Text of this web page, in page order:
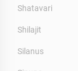
Shatavari
Shilajit
Silanus